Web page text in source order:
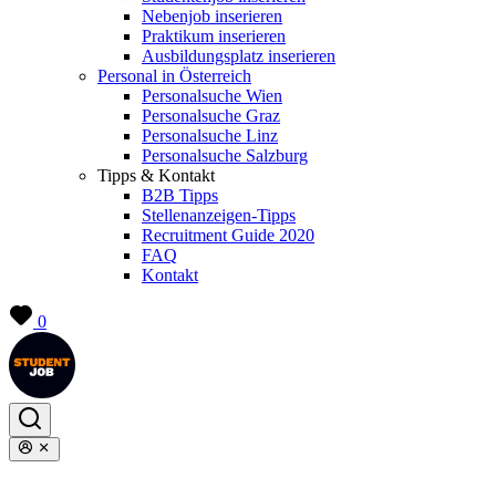
Nebenjob inserieren
Praktikum inserieren
Ausbildungsplatz inserieren
Personal in Österreich
Personalsuche Wien
Personalsuche Graz
Personalsuche Linz
Personalsuche Salzburg
Tipps & Kontakt
B2B Tipps
Stellenanzeigen-Tipps
Recruitment Guide 2020
FAQ
Kontakt
0